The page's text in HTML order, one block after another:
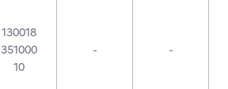
130018
351000
10
- -